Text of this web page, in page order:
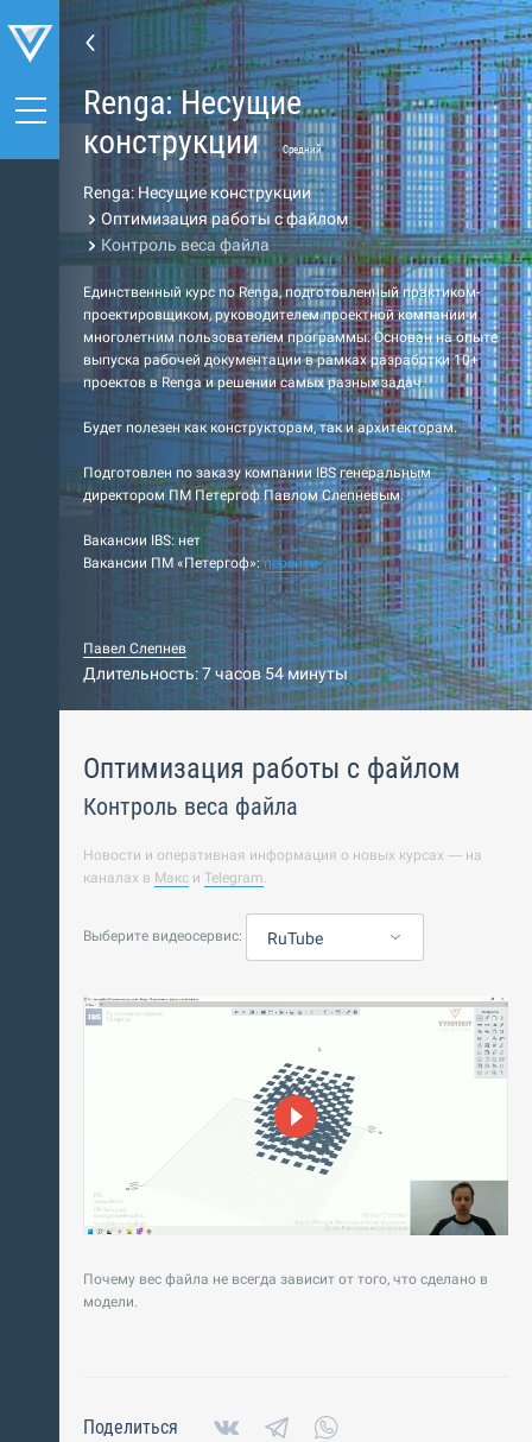
Renga: Несущие
конструкции
Средний
Renga: Несущие конструкции
Оптимизация работы с файлом
Контроль веса файла
Единственный курс по Renga, подготовленный практиком-
проектировщиком, руководителем проектной компании и
многолетним пользователем программы. Основан на опыте
выпуска рабочей документации в рамках разработки 10+
проектов в Renga и решении самых разных задач.
Будет полезен как конструкторам, так и архитекторам.
Подготовлен по заказу компании IBS генеральным
директором ПМ Петергоф Павлом Слепневым.
Вакансии IBS: нет
Вакансии ПМ «Петергоф»:перейти
Павел Слепнев
Длительность: 7 часов 54 минуты
Оптимизация работы с файлом
Контроль веса файла
Новости и оперативная информация о новых курсах — на
каналах в Макс и Telegram.
Выберите видеосервис: RuTube
Почему вес файла не всегда зависит от того, что сделано в
модели.
Поделиться